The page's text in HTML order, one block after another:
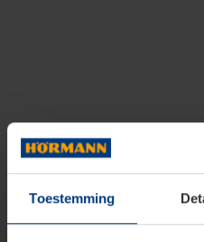
Toestemming